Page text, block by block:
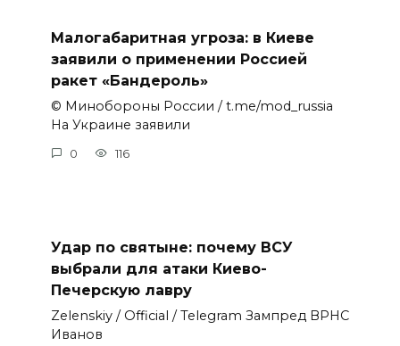
Малогабаритная угроза: в Киеве
заявили о применении Россией
ракет «Бандероль»
© Минобороны России / t.me/mod_russia
На Украине заявили
0 116
Удар по святыне: почему ВСУ
выбрали для атаки Киево-
Печерскую лавру
Zеlеnskiу / Оfficiаl / Telegram Зампред ВРНС
Иванов